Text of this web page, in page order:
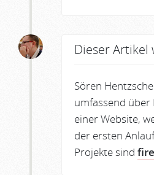
Dieser Artikel
Sören
umfassend
einer Website,
der ersten
Projekte sind